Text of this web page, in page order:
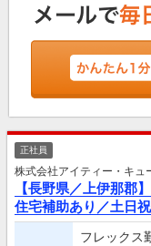
正社員
株式会社アイティー・キュ
【長野県／上伊那郡
住宅補助あり／土日
フレックス